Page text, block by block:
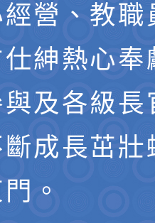
營、教職
紳熱心奉
及各級長
成長茁壯
。